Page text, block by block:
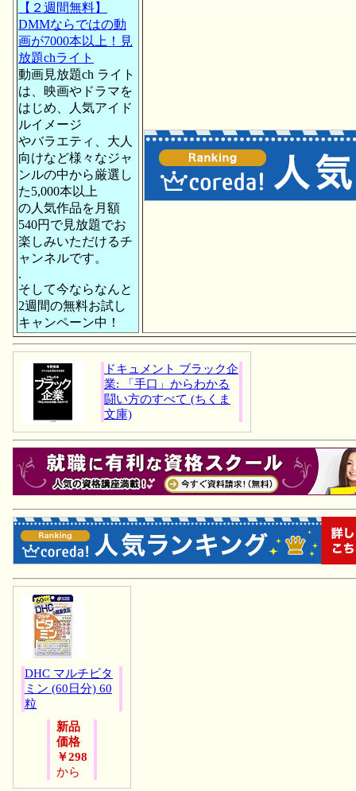
【２週間無料】
DMMならではの動
画が7000本以上！見
放題chライト
動画見放題ch ライト
は、映画やドラマを
はじめ、人気アイド
ルイメージ
やバラエティ、大人
向けなど様々なジャ
ンルの中から厳選し
た5,000本以上
の人気作品を月額
540円で見放題でお
楽しみいただけるチ
ャンネルです。
.
そして今ならなんと
2週間の無料お試し
キャンペーン中！
ドキュメント ブラック企
業: 「手口」からわかる
闘い方のすべて (ちくま
文庫)
DHC マルチビタ
ミン (60日分) 60
粒
新品
価格
￥298
から